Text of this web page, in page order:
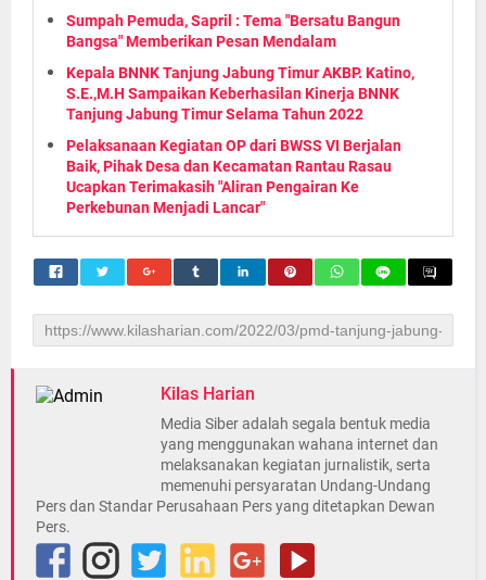
Sumpah Pemuda, Sapril : Tema "Bersatu Bangun
Bangsa" Memberikan Pesan Mendalam
Kepala BNNK Tanjung Jabung Timur AKBP. Katino,
S.E.,M.H Sampaikan Keberhasilan Kinerja BNNK
Tanjung Jabung Timur Selama Tahun 2022
Pelaksanaan Kegiatan OP dari BWSS VI Berjalan
Baik, Pihak Desa dan Kecamatan Rantau Rasau
Ucapkan Terimakasih "Aliran Pengairan Ke
Perkebunan Menjadi Lancar"
Kilas Harian
Media Siber adalah segala bentuk media
yang menggunakan wahana internet dan
melaksanakan kegiatan jurnalistik, serta
memenuhi persyaratan Undang-Undang
Pers dan Standar Perusahaan Pers yang ditetapkan Dewan
Pers.